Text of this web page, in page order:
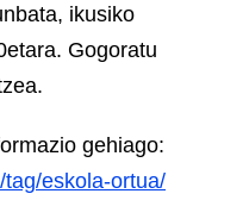
ikusiko
Gogoratu
gehiago:
eskola-ortua/